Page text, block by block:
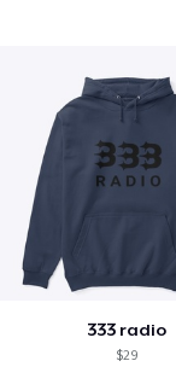
333 radio
$29